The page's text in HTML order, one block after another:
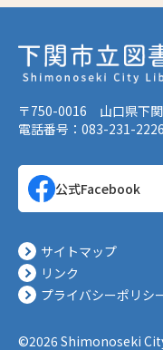
〒750-0016 山口県下
電話番号：083-231-
公式Facebook
サイトマップ
リンク
プライバシーポリシ
©2026 Shimonoseki